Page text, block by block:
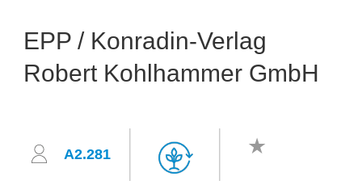
EPP / Konradin-Verlag
Robert Kohlhammer GmbH
A2.281